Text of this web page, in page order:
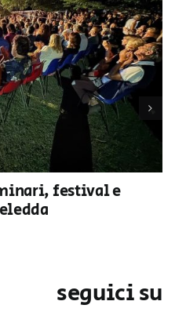
festival e
seguici su